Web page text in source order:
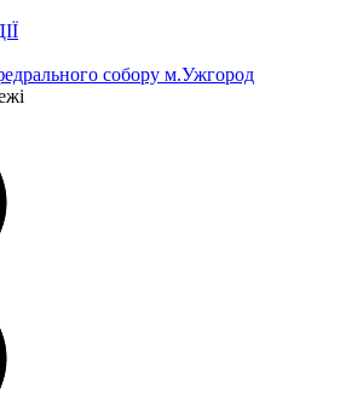
собору м.Ужгород